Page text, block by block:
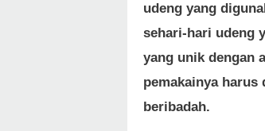
udeng yang
sehari-hari udeng
yang unik dengan
pemakainya
beribadah.